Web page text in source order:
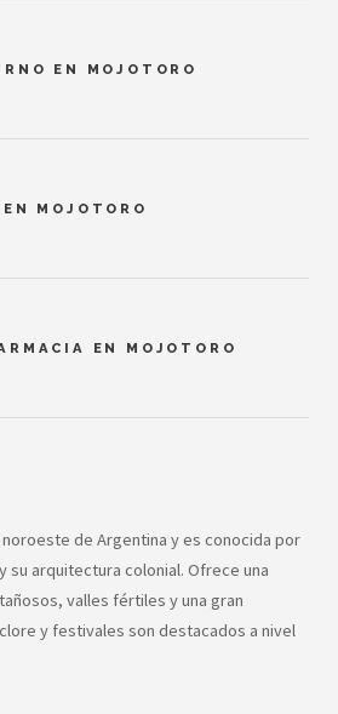
EN MOJOTORO
MOJOTORO
EN MOJOTORO
de Argentina y es conocida por
su arquitectura colonial. Ofrece una
valles fértiles y una gran
y festivales son destacados a nivel